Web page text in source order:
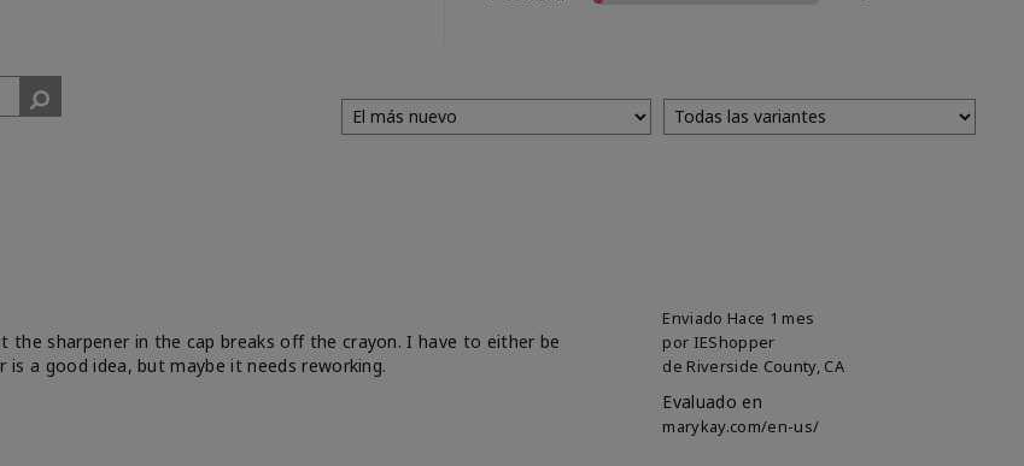
Enviado Hace 1 mes
por IEShopper
de Riverside County, CA
Evaluado en
marykay.com/en-us/
sharpener in the cap breaks off the crayon. I have to either be
a good idea, but maybe it needs reworking.